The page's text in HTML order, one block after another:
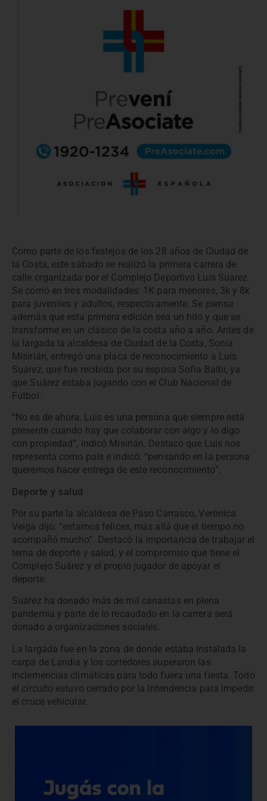
Como parte de los festejos de los 28 años de Ciudad de
la Costa, este sábado se realizó la primera carrera de
calle organizada por el Complejo Deportivo Luis Suarez.
Se corrió en tres modalidades: 1K para menores, 3k y 8k
para juveniles y adultos, respectivamente. Se piensa
además que esta primera edición sea un hito y que se
transforme en un clásico de la costa año a año. Antes de
la largada la alcaldesa de Ciudad de la Costa, Sonia
Misirián, entregó una placa de reconocimiento a Luis
Suárez, que fue recibida por su esposa Sofia Balbi, ya
que Suárez estaba jugando con el Club Nacional de
Fútbol.
“No es de ahora, Luis es una persona que siempre está
presente cuando hay que colaborar con algo y lo digo
con propiedad”, indicó Misirián. Destacó que Luis nos
representa como país e indicó: “pensando en la persona
queremos hacer entrega de este reconocimiento”.
Deporte y salud
Por su parte la alcaldesa de Paso Carrasco, Verónica
Veiga dijo: “estamos felices, más allá que el tiempo no
acompañó mucho”. Destacó la importancia de trabajar el
tema de deporte y salud, y el compromiso que tiene el
Complejo Suárez y el propio jugador de apoyar el
deporte.
Suárez ha donado más de mil canastas en plena
pandemia y parte de lo recaudado en la carrera será
donado a organizaciones sociales.
La largada fue en la zona de donde estaba instalada la
carpa de Landia y los corredores superaron las
inclemencias climáticas para todo fuera una fiesta. Todo
el circuito estuvo cerrado por la Intendencia para impedir
el cruce vehicular.